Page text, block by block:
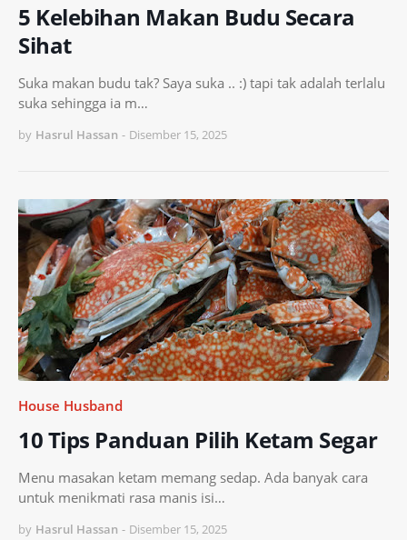
5 Kelebihan Makan Budu Secara
Sihat
Suka makan budu tak? Saya suka .. :) tapi tak adalah terlalu
suka sehingga ia m…
by Hasrul Hassan - Disember 15, 2025
House Husband
10 Tips Panduan Pilih Ketam Segar
Menu masakan ketam memang sedap. Ada banyak cara
untuk menikmati rasa manis isi…
by Hasrul Hassan - Disember 15, 2025